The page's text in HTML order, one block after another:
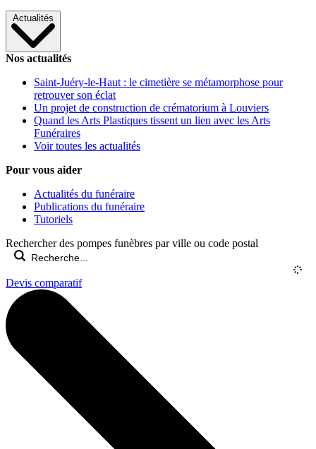
Actualités
Nos actualités
Saint-Juéry-le-Haut : le cimetière se métamorphose pour
retrouver son éclat
Un projet de construction de crématorium à Louviers
Quand les Arts Plastiques tissent un lien avec les Arts
Funéraires
Voir toutes les actualités
Pour vous aider
Actualités du funéraire
Publications du funéraire
Tutoriels
Rechercher des pompes funèbres par ville ou code postal
Devis comparatif